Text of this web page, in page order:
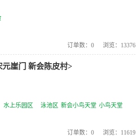
订单数： 0 浏览： 13376
元崖门 新会陈皮村>
水上乐园区 泳池区 新会小鸟天堂 小鸟天堂
订单数： 0 浏览： 11619